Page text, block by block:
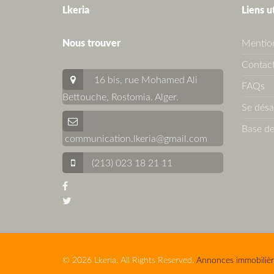
Lkeria
Nous trouver
16 bis, rue Mohamed Ali
Bettouche, Rostomia. Alger.
communication.lkeria@gmail.com
(213) 023 18 21 11
Liens
FAQs
Se
Base
© 2026 Lkeria. All Rights Reserved. Annonces